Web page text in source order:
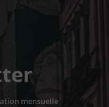
mensuelle